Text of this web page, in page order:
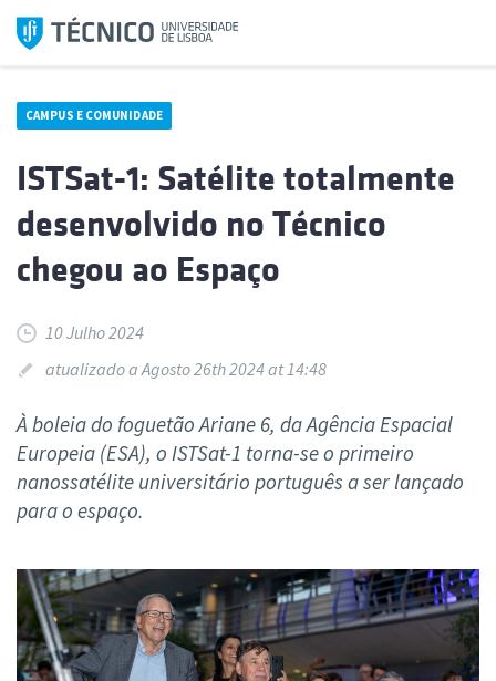
Saltar
para
CAMPUS E COMUNIDADE
ISTSat-1: Satélite totalmente
desenvolvido no Técnico
chegou ao Espaço
10 Julho 2024
atualizado a Agosto 26th 2024 at 14:48
À boleia do foguetão Ariane 6, da Agência Espacial
Europeia (ESA), o ISTSat-1 torna-se o primeiro
nanossatélite universitário português a ser lançado
para o espaço.